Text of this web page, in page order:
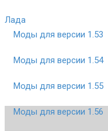
Лада
Моды для версии 1.53
Моды для версии 1.54
Моды для версии 1.55
Моды для версии 1.56